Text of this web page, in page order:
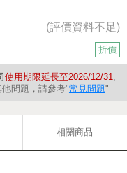
(評價資料不足)
折價
使用期限延長至2026/12/31,
問題，請參考"常見問題"
相關商品